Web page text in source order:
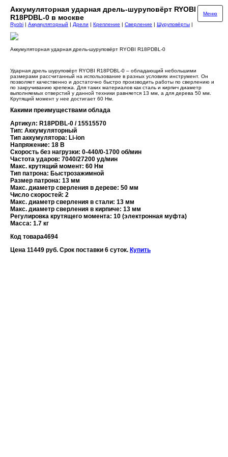
Аккумуляторная ударная дрель-шуруповёрт RYOBI
R18PDBL-0 в москве
Меню
Ryobi | Аккумуляторный | Дрели | Крепление | Сверление | Шуруповёрты |
Аккумуляторная ударная дрель-шуруповёрт RYOBI R18PDBL-0
Ударная дрель шуруповёрт RYOBI R18PDBL-0 – обладающий небольшими
размерами рассчитанный на использование в разных условиях инструмент. Он
позволяет качественно и достаточно быстро производить работы по сверлению и
по закручиванию крепежа. Для таких материалов как сталь и кирпич диаметр
выполняемых отверстий у данной техники равняется 13 мм, а для дерева 50 мм.
Крутящий момент у нее достигает 60 Нм.
Какими преимуществами облада
Артикул: R18PDBL-0 / 15515570
Тип: Аккумуляторный
Тип аккумулятора: Li-ion
Напряжение: 18 В
Скорость без нагрузки: 0-440/0-1700 об/мин
Частота ударов: 7040/27200 уд/мин
Макс. крутящий момент: 60 Нм
Тип патрона: Быстрозажимной
Размер патрона: 13 мм
Макс. диаметр сверления в дереве: 50 мм
Число скоростей: 2
Макс. диаметр сверления в стали: 13 мм
Макс. диаметр сверления в кирпиче: 13 мм
Регулировка крутящего момента: 10 (электронная муфта)
Масса: 1.7 кг
Код товара4694
Цена 11449 руб. Срок поставки 6 суток. Купить